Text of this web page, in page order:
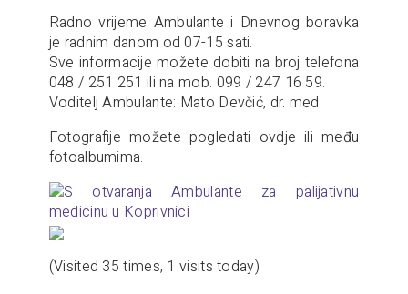
Radno vrijeme Ambulante i Dnevnog boravka
je radnim danom od 07-15 sati.
Sve informacije možete dobiti na broj telefona
048 / 251 251 ili na mob. 099 / 247 16 59.
Voditelj Ambulante: Mato Devčić, dr. med.
Fotografije možete pogledati ovdje ili među
fotoalbumima.
(Visited 35 times, 1 visits today)